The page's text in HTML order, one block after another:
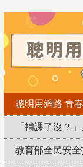
聰明用網路 青
「補課了沒？
教育部全民安